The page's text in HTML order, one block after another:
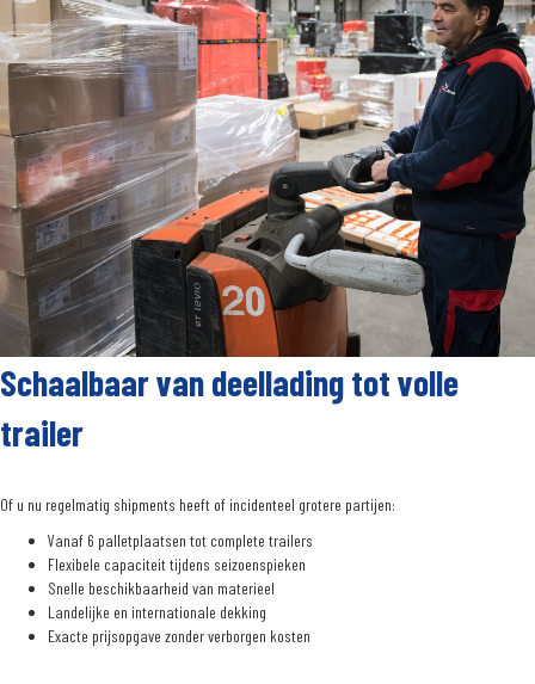
Schaalbaar van deellading tot volle
trailer
Of u nu regelmatig shipments heeft of incidenteel grotere partijen:
Vanaf 6 palletplaatsen tot complete trailers
Flexibele capaciteit tijdens seizoenspieken
Snelle beschikbaarheid van materieel
Landelijke en internationale dekking
Exacte prijsopgave zonder verborgen kosten